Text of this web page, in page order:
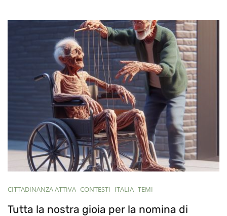
CITTADINANZA ATTIVA CONTESTI ITALIA TEMI
Tutta la nostra gioia per la nomina di